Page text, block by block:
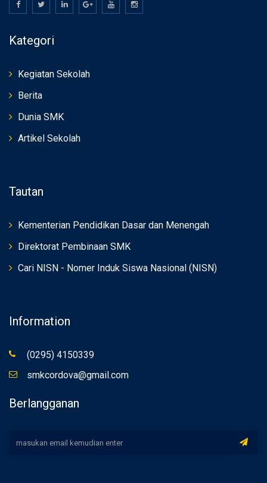
Kategori
Kegiatan Sekolah
Berita
Dunia SMK
Artikel Sekolah
Tautan
Kementerian Pendidikan Dasar dan Menengah
Direktorat Pembinaan SMK
Cari NISN - Nomer Induk Siswa Nasional (NISN)
Information
(0295) 4150339
smkcordova@gmail.com
Berlangganan